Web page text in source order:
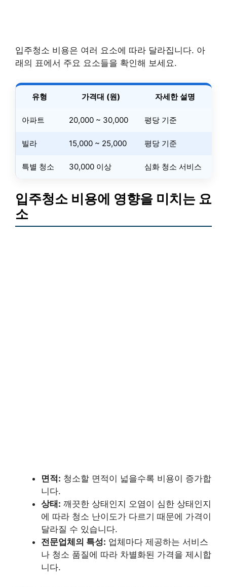
입주청소 비용은 여러 요소에 따라 달라집니다. 아
래의 표에서 주요 요소들을 확인해 보세요.
유형 가격대 (원) 자세한 설명
아파트 20,000 ~ 30,000 평당 기준
빌라 15,000 ~ 25,000 평당 기준
특별 청소 30,000 이상 심화 청소 서비스
입주청소 비용에 영향을 미치는 요
소
면적: 청소할 면적이 넓을수록 비용이 증가합
니다.
상태: 깨끗한 상태인지 오염이 심한 상태인지
에 따라 청소 난이도가 다르기 때문에 가격이
달라질 수 있습니다.
전문업체의 특성: 업체마다 제공하는 서비스
나 청소 품질에 따라 차별화된 가격을 제시합
니다.